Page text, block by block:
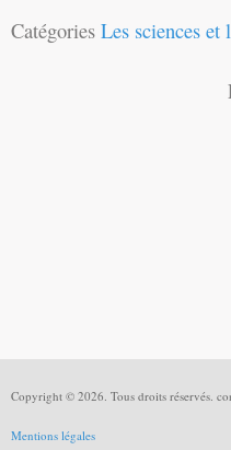
Catégories Les sciences et
Copyright © 2026. Tous droits réservés.
Mentions légales